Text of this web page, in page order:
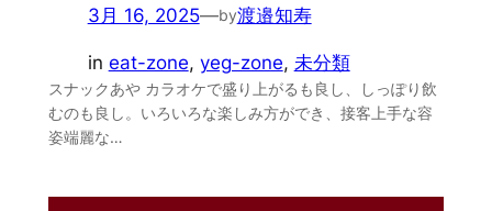
3月 16, 2025—by渡邉知寿
in eat-zone, yeg-zone, 未分類
スナックあや カラオケで盛り上がるも良し、しっぽり飲
むのも良し。いろいろな楽しみ方ができ、接客上手な容
姿端麗な…